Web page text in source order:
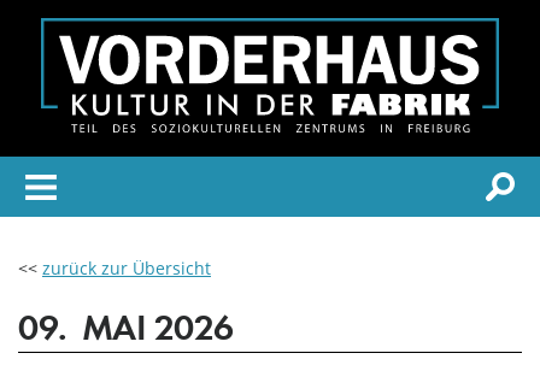
<< zurück zur Übersicht
09. MAI 2026